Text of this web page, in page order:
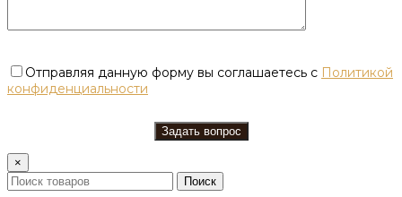
Отправляя данную форму вы соглашаетесь с Политикой
конфиденциальности
×
Поиск